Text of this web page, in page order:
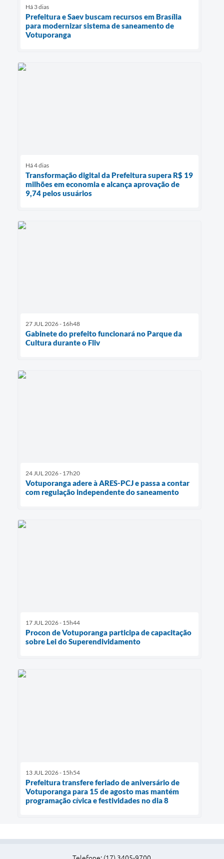
Há 3 dias
Prefeitura e Saev buscam recursos em Brasília
para modernizar sistema de saneamento de
Votuporanga
Há 4 dias
Transformação digital da Prefeitura supera R$ 19
milhões em economia e alcança aprovação de
9,74 pelos usuários
27 JUL 2026 - 16h48
Gabinete do prefeito funcionará no Parque da
Cultura durante o Fliv
24 JUL 2026 - 17h20
Votuporanga adere à ARES-PCJ e passa a contar
com regulação independente do saneamento
17 JUL 2026 - 15h44
Procon de Votuporanga participa de capacitação
sobre Lei do Superendividamento
13 JUL 2026 - 15h54
Prefeitura transfere feriado de aniversário de
Votuporanga para 15 de agosto mas mantém
programação cívica e festividades no dia 8